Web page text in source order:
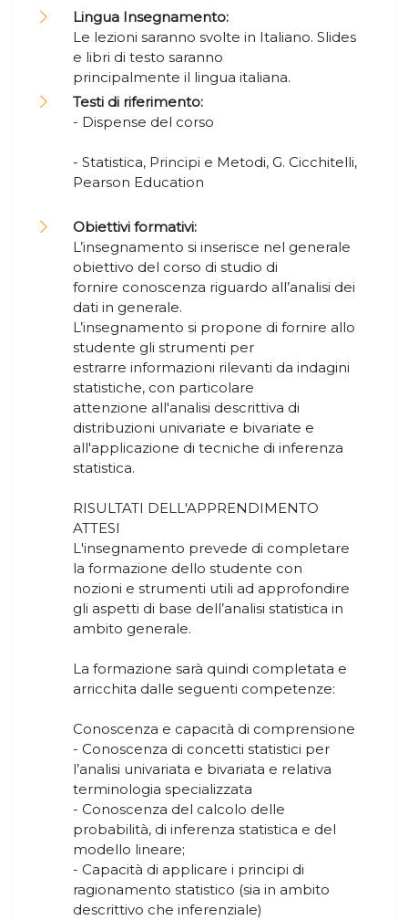
Lingua Insegnamento:
Le lezioni saranno svolte in Italiano. Slides
e libri di testo saranno
principalmente il lingua italiana.
Testi di riferimento:
- Dispense del corso
- Statistica, Principi e Metodi, G. Cicchitelli,
Pearson Education
Obiettivi formativi:
L’insegnamento si inserisce nel generale
obiettivo del corso di studio di
fornire conoscenza riguardo all’analisi dei
dati in generale.
L’insegnamento si propone di fornire allo
studente gli strumenti per
estrarre informazioni rilevanti da indagini
statistiche, con particolare
attenzione all'analisi descrittiva di
distribuzioni univariate e bivariate e
all'applicazione di tecniche di inferenza
statistica.
RISULTATI DELL'APPRENDIMENTO
ATTESI
L'insegnamento prevede di completare
la formazione dello studente con
nozioni e strumenti utili ad approfondire
gli aspetti di base dell’analisi statistica in
ambito generale.
La formazione sarà quindi completata e
arricchita dalle seguenti competenze:
Conoscenza e capacità di comprensione
- Conoscenza di concetti statistici per
l’analisi univariata e bivariata e relativa
terminologia specializzata
- Conoscenza del calcolo delle
probabilità, di inferenza statistica e del
modello lineare;
- Capacità di applicare i principi di
ragionamento statistico (sia in ambito
descrittivo che inferenziale)